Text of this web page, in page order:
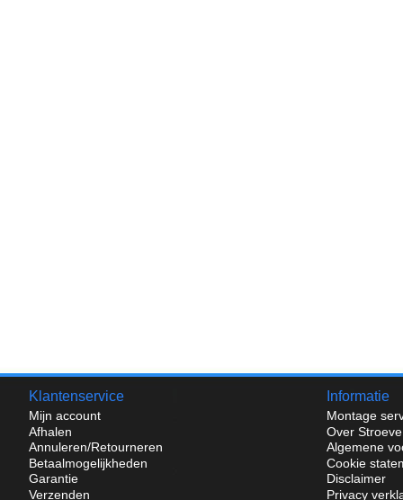
Klantenservice
Mijn account
Afhalen
Annuleren/Retourneren
Betaalmogelijkheden
Garantie
Verzenden
Informatie
Montage
Over
Algemene
Cookie
Disclaimer
Privacy